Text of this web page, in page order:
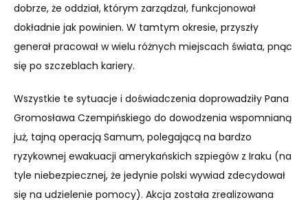
dobrze, że oddział, którym zarządzał, funkcjonował
dokładnie jak powinien. W tamtym okresie, przyszły
generał pracował w wielu różnych miejscach świata, pnąc
się po szczeblach kariery.
Wszystkie te sytuacje i doświadczenia doprowadziły Pana
Gromosława Czempińskiego do dowodzenia wspomnianą
już, tajną operacją Samum, polegającą na bardzo
ryzykownej ewakuacji amerykańskich szpiegów z Iraku (na
tyle niebezpiecznej, że jedynie polski wywiad zdecydował
się na udzielenie pomocy). Akcja została zrealizowana